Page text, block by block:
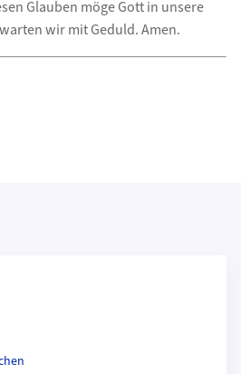
Glauben möge Gott in unsere
wir mit Geduld. Amen.